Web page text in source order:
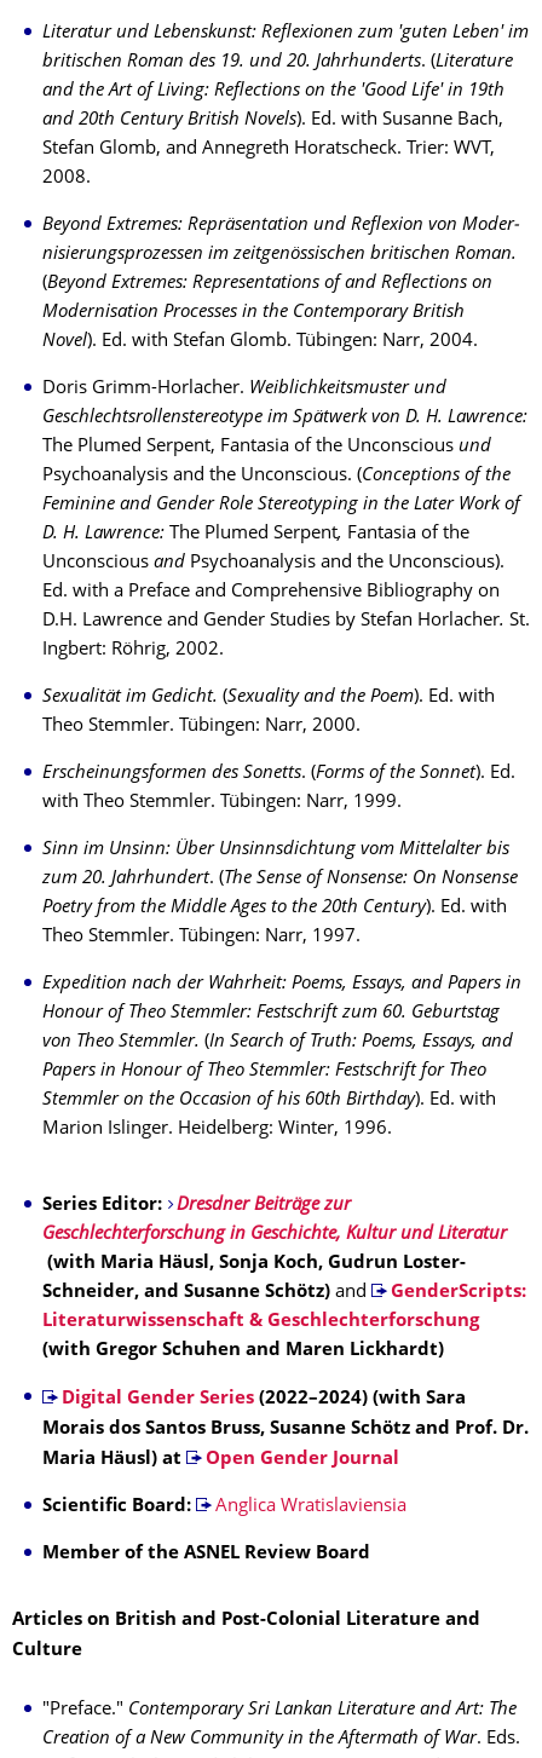
Literatur und Lebenskunst: Reflexionen zum 'guten Leben' im
britischen Ro­man des 19. und 20. Jahrhunderts. (Literature
and the Art of Living: Reflections on the 'Good Life' in 19th
and 20th Century British Novels). Ed. with Susanne Bach,
Stefan Glomb, and Annegreth Horatscheck. Trier: WVT,
2008.
Beyond Extremes: Repräsentation und Reflexion von Moder­
ni­sie­rungs­pro­zes­sen im zeitgenössischen britischen Roman.
(Beyond Extremes: Representations of and Reflections on
Modernisation Processes in the Contemporary British
Novel). Ed. with Stefan Glomb. Tübingen: Narr, 2004.
Doris Grimm-Horlacher. Weiblichkeitsmuster und
Geschlechtsrollenstereotype im Spät­werk von D. H. Law­rence:
The Plumed Serpent, Fantasia of the Un­con­scious und
Psycho­analysis and the Uncon­scious. (Conceptions of the
Feminine and Gender Role Stereotyping in the Later Work of
D. H. Lawrence: The Plumed Serpent, Fantasia of the
Unconscious and Psychoanalysis and the Unconscious).
Ed. with a Preface and Comprehensive Bibliography on
D.H. Lawrence and Gender Studies by Stefan Horlacher. St.
Ingbert: Röhrig, 2002.
Sexualität im Gedicht. (Sexuality and the Poem). Ed. with
Theo Stemmler. Tübingen: Narr, 2000.
Erscheinungsformen des Sonetts. (Forms of the Sonnet). Ed.
with Theo Stemmler. Tübin­gen: Narr, 1999.
Sinn im Unsinn: Über Unsinnsdichtung vom Mittelalter bis
zum 20. Jahr­hun­dert. (The Sense of Nonsense: On Nonsense
Poetry from the Mid­dle Ages to the 20th Century). Ed. with
Theo Stemmler. Tübingen: Narr, 1997.
Expedition nach der Wahrheit: Poems, Essays, and Papers in
Honour of Theo Stem­mler: Festschrift zum 60. Geburtstag
von Theo Stemmler. (In Search of Truth: Poems, Essays, and
Papers in Honour of Theo Stemmler: Festschrift for Theo
Stemmler on the Occasion of his 60th Birthday). Ed. with
Marion Islinger. Heidelberg: Winter, 1996.
Series Editor:
Dresdner Beiträge zur
Geschlechterforschung in Geschichte, Kultur und Literatur
(with Maria Häusl, Sonja Koch, Gudrun Loster-
Schneider, and Susanne Schötz) and
GenderScripts:
Literaturwissenschaft & Geschlechterforschung
(with Gregor Schuhen and Maren Lickhardt)
Digital Gender Series(2022–2024) (with Sara
Morais dos Santos Bruss, Susanne Schötz and Prof. Dr.
Maria Häusl) at
Open Gender Journal
Scientific Board: Anglica Wratislaviensia
Member of the ASNEL Review Board
Articles on British and Post-Colonial Literature and
Culture
"Preface." Contemporary Sri Lankan Literature and Art: The
Creation of a New Community in the Aftermath of War. Eds.